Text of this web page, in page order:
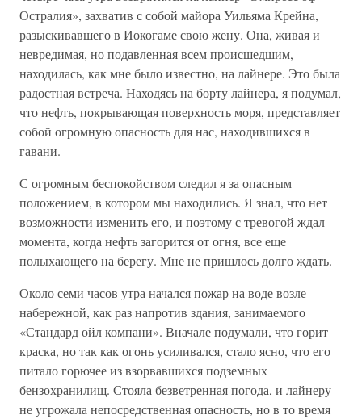
Остралия», захватив с собой майора Уильяма Крейна,
разыскивавшего в Иокогаме свою жену. Она, живая и
невредимая, но подавленная всем происшедшим,
находилась, как мне было известно, на лайнере. Это была
радостная встреча. Находясь на борту лайнера, я подумал,
что нефть, покрывающая поверхность моря, представляет
собой огромную опасность для нас, находившихся в
гавани.
С огромным беспокойством следил я за опасным
положением, в котором мы находились. Я знал, что нет
возможности изменить его, и поэтому с тревогой ждал
момента, когда нефть загорится от огня, все еще
полыхающего на берегу. Мне не пришлось долго ждать.
Около семи часов утра начался пожар на воде возле
набережной, как раз напротив здания, занимаемого
«Стандард ойл компани». Вначале подумали, что горит
краска, но так как огонь усиливался, стало ясно, что его
питало горючее из взорвавшихся подземных
бензохранилищ. Стояла безветренная погода, и лайнеру
не угрожала непосредственная опасность, но в то время